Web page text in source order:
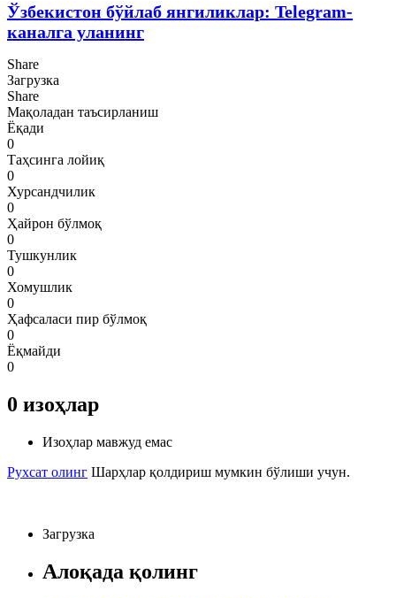
Ўзбекистон бўйлаб янгиликлар: Telegram-
каналга уланинг
Share
Загрузка
Share
Мақоладан таъсирланиш
Ёқади
0
Таҳсинга лойиқ
0
Хурсандчилик
0
Ҳайрон бўлмоқ
0
Тушкунлик
0
Хомушлик
0
Ҳафсаласи пир бўлмоқ
0
Ёқмайди
0
0 изоҳлар
Изоҳлар мавжуд емас
Рухсат олинг Шарҳлар қолдириш мумкин бўлиши учун.
Загрузка
Алоқада қолинг